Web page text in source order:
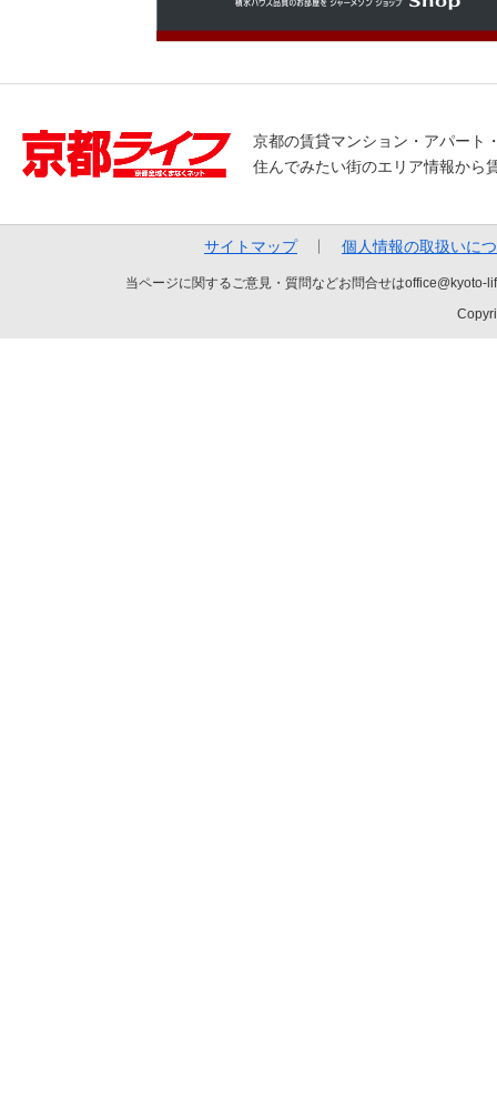
京都の賃貸マンション・アパート
住んでみたい街のエリア情報から
サイトマップ 個人情報の取扱いに
当ページに関するご意見・質問などお問合せは